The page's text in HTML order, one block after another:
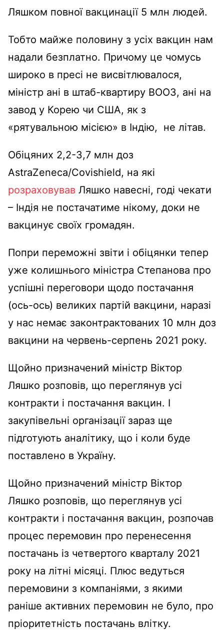
Ляшком повної вакцинації 5 млн людей.
Тобто майже половину з усіх вакцин нам
надали безплатно. Причому це чомусь
широко в пресі не висвітлювалося,
міністр ані в штаб-квартиру ВООЗ, ані на
завод у Корею чи США, як з
«рятувальною місією» в Індію, не літав.
Обіцяних 2,2-3,7 млн доз
AstraZeneca/Covishield, на які
розраховував Ляшко навесні, годі чекати
– Індія не постачатиме нікому, доки не
вакцинує своїх громадян.
Попри переможні звіти і обіцянки тепер
уже колишнього міністра Степанова про
успішні переговори щодо постачання
(ось-ось) великих партій вакцини, наразі
у нас немає законтрактованих 10 млн доз
вакцини на червень-серпень 2021 року.
Щойно призначений міністр Віктор
Ляшко розповів, що переглянув усі
контракти і постачання вакцин. І
закупівельні організації зараз ще
підготують аналітику, що і коли буде
поставлено в Україну.
Щойно призначений міністр Віктор
Ляшко розповів, що переглянув усі
контракти і постачання вакцин, розпочав
процес перемовин про перенесення
постачань із четвертого кварталу 2021
року на літні місяці. Плюс ведуться
перемовини з компаніями, з якими
раніше активних перемовин не було, про
пріоритетність постачань влітку.